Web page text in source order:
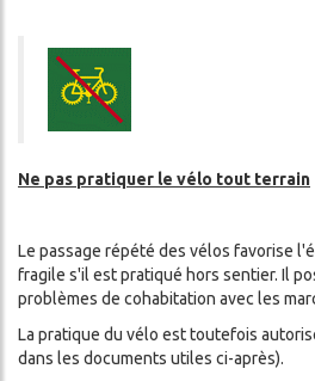
Ne pas pratiquer le vélo tout terrain
Le passage répété des vélos favorise
fragile s'il est pratiqué hors sentier. Il
problèmes de cohabitation avec les
La pratique du vélo est toutefois
dans les documents utiles ci-après).